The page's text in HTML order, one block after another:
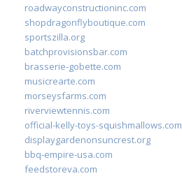
roadwayconstructioninc.com
shopdragonflyboutique.com
sportszilla.org
batchprovisionsbar.com
brasserie-gobette.com
musicrearte.com
morseysfarms.com
riverviewtennis.com
official-kelly-toys-squishmallows.com
displaygardenonsuncrest.org
bbq-empire-usa.com
feedstoreva.com